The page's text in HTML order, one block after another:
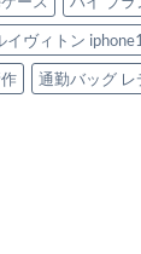
イヴィトン
通勤バッグ レ